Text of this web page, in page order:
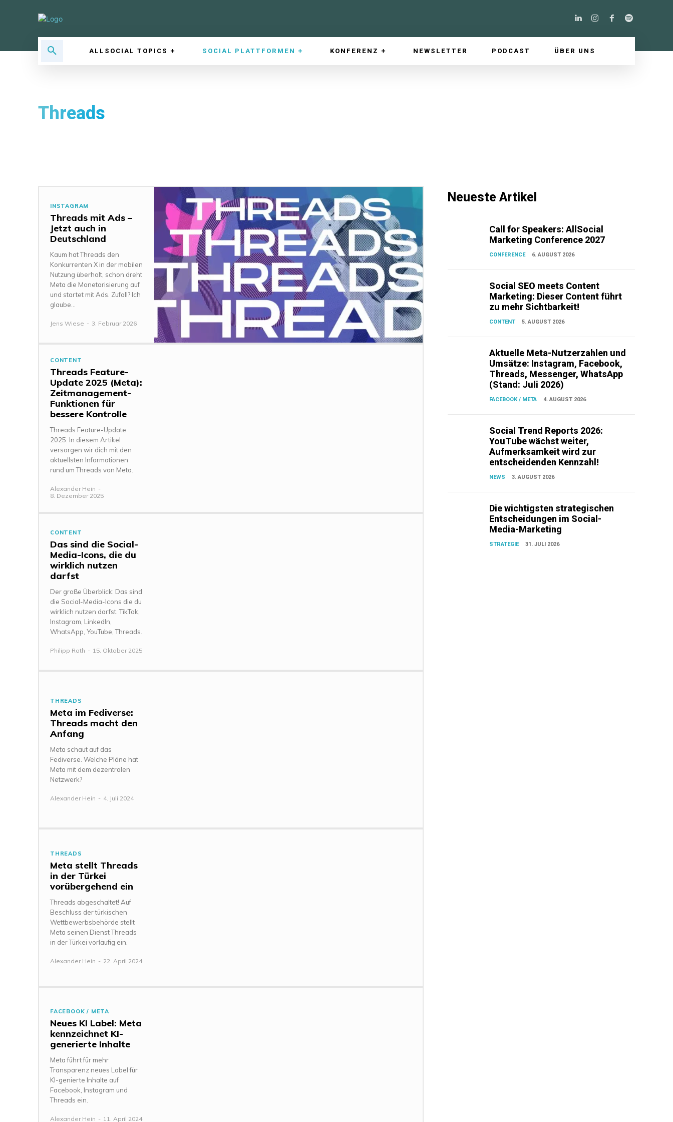
ALLSOCIAL TOPICS SOCIAL PLATTFORMEN KONFERENZ NEWSLETTER PODCAST ÜBER UNS
Threads
INSTAGRAM
Threads mit Ads –
Jetzt auch in
Deutschland
Kaum hat Threads den
Konkurrenten X in der mobilen
Nutzung überholt, schon dreht
Meta die Monetarisierung auf
und startet mit Ads. Zufall? Ich
glaube...
Jens Wiese - 3. Februar 2026
CONTENT
Threads Feature-
Update 2025 (Meta):
Zeitmanagement-
Funktionen für
bessere Kontrolle
Threads Feature-Update
2025: In diesem Artikel
versorgen wir dich mit den
aktuellsten Informationen
rund um Threads von Meta.
Alexander Hein -
8. Dezember 2025
CONTENT
Das sind die Social-
Media-Icons, die du
wirklich nutzen
darfst
Der große Überblick: Das sind
die Social-Media-Icons die du
wirklich nutzen darfst. TikTok,
Instagram, LinkedIn,
WhatsApp, YouTube, Threads.
Philipp Roth - 15. Oktober 2025
THREADS
Meta im Fediverse:
Threads macht den
Anfang
Meta schaut auf das
Fediverse. Welche Pläne hat
Meta mit dem dezentralen
Netzwerk?
Alexander Hein - 4. Juli 2024
THREADS
Meta stellt Threads
in der Türkei
vorübergehend ein
Threads abgeschaltet! Auf
Beschluss der türkischen
Wettbewerbsbehörde stellt
Meta seinen Dienst Threads
in der Türkei vorläufig ein.
Alexander Hein - 22. April 2024
FACEBOOK / META
Neues KI Label: Meta
kennzeichnet KI-
generierte Inhalte
Meta führt für mehr
Transparenz neues Label für
KI-genierte Inhalte auf
Facebook, Instagram und
Threads ein.
Alexander Hein - 11. April 2024
Neueste Artikel
Call for Speakers: AllSocial
Marketing Conference 2027
CONFERENCE 6. AUGUST 2026
Social SEO meets Content
Marketing: Dieser Content führt
zu mehr Sichtbarkeit!
CONTENT 5. AUGUST 2026
Aktuelle Meta-Nutzerzahlen und
Umsätze: Instagram, Facebook,
Threads, Messenger, WhatsApp
(Stand: Juli 2026)
FACEBOOK / META 4. AUGUST 2026
Social Trend Reports 2026:
YouTube wächst weiter,
Aufmerksamkeit wird zur
entscheidenden Kennzahl!
NEWS 3. AUGUST 2026
Die wichtigsten strategischen
Entscheidungen im Social-
Media-Marketing
STRATEGIE 31. JULI 2026